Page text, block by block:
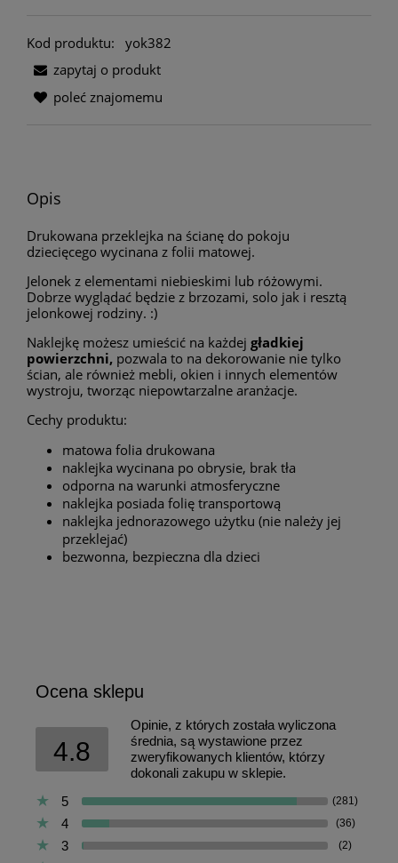
Kod produktu:
yok382
zapytaj o produkt
poleć znajomemu
Opis
Drukowana przeklejka na ścianę do pokoju
dziecięcego wycinana z folii matowej.
Jelonek z elementami niebieskimi lub różowymi.
Dobrze wyglądać będzie z brzozami, solo jak i resztą
jelonkowej rodziny. :)
Naklejkę możesz umieścić na każdej gładkiej
powierzchni, pozwala to na dekorowanie nie tylko
ścian, ale również mebli, okien i innych elementów
wystroju, tworząc niepowtarzalne aranżacje.
Cechy produktu:
matowa folia drukowana
naklejka wycinana po obrysie, brak tła
odporna na warunki atmosferyczne
naklejka posiada folię transportową
naklejka jednorazowego użytku (nie należy jej
przeklejać)
bezwonna, bezpieczna dla dzieci
Ocena sklepu
4.8
Opinie, z których została wyliczona
średnia, są wystawione przez
zweryfikowanych klientów, którzy
dokonali zakupu w sklepie.
5
(281)
4 (36)
3 (2)